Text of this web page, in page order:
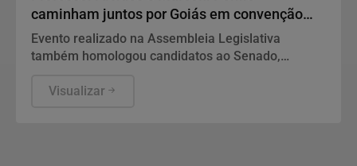
caminham juntos por Goiás em convenção
histórica do PSDB
Evento realizado na Assembleia Legislativa
também homologou candidatos ao Senado,
Professor Alcides participou da convenção e
Visualizar